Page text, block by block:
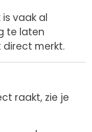
vaak al
te laten
merkt.
raakt, zie je